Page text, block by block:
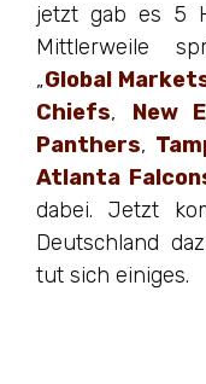
jetzt gab es 5
Mittlerweile
„Global
Chiefs, New
Panthers,
Atlanta
dabei. Jetzt
Deutschland
tut sich einiges.